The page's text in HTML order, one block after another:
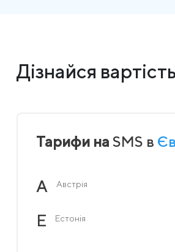
Дізнайся
Тарифи на SMS в
А Австрія
Е Естонія